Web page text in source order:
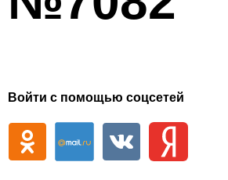
Войти с помощью соцсетей